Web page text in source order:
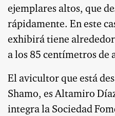
ejemplares altos, que
rápidamente. En este
exhibirá tiene alrededor
a los 85 centímetros de
El avicultor que está
Shamo, es Altamiro
integra la Sociedad